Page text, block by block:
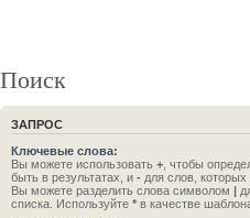
Поиск
ЗАПРОС
Ключевые слова:
Вы можете использовать + , чтобы
быть в результатах, и - для слов, которых
Вы можете разделить слова символом |
списка. Используйте * в качестве